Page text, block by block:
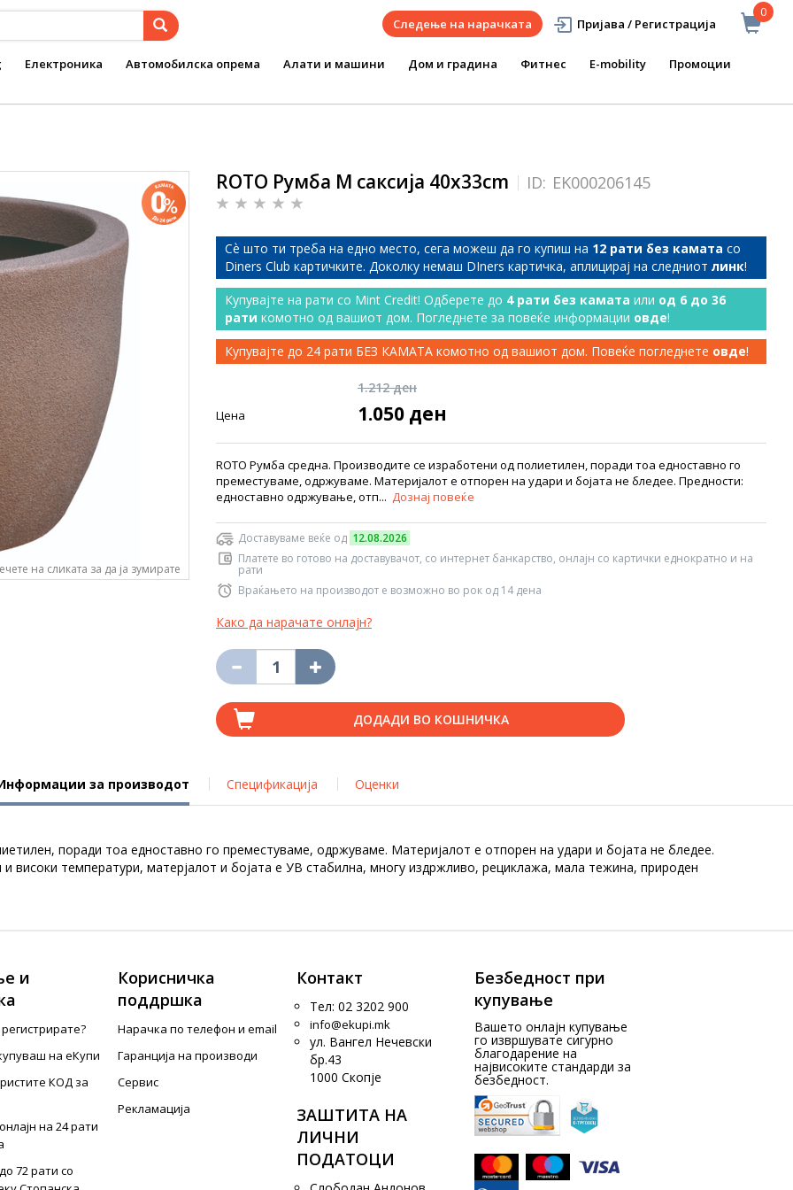
0
Следење на нарачката Пријава / Регистрација
Електроника Автомобилска опрема Алати и машини Дом и градина Фитнес E-mobility Промоции
на сликата за да ја зумирате
ROTO Румба M саксија 40x33cm ID: EK000206145
Сѐ што ти треба на едно место, сега можеш да го купиш на 12 рати без камата со
Diners Club картичките. Доколку немаш DIners картичка, аплицирај на следниот линк!
Купувајте на рати со Mint Credit! Одберете до 4 рати без камата или од 6 до 36
рати комотно од вашиот дом. Погледнете за повеќе информации овде!
Купувајте до 24 рати БЕЗ КАМАТА комотно од вашиот дом. Повеќе погледнете овде!
1.212 ден
Цена 1.050 ден
ROTO Румба средна. Производите се изработени од полиетилен, поради тоа едноставно го
преместуваме, одржуваме. Материјалот е отпорен на удари и бојата не бледее. Предности:
едноставно одржување, отп... Дознај повеќе
Доставуваме веќе од 12.08.2026
Платете во готово на доставувачот, со интернет банкарство, онлајн со картички еднократно и на
рати
Враќањето на производот е возможно во рок од 14 дена
Како да нарачате онлајн?
ДОДАДИ ВО КОШНИЧКА
за производот Спецификација Оценки
поради тоа едноставно го преместуваме, одржуваме. Материјалот е отпорен на удари и бојата не бледее.
високи температури, матерјалот и бојата е УВ стабилна, многу издржливо, рециклажа, мала тежина, природен
и
на еКупи
КОД за
на 24 рати
72 рати со
Корисничка
поддршка
Нарачка по телефон и еmail
Гаранција на производи
Сервис
Рекламација
Контакт
Тел: 02 3202 900
info@ekupi.mk
ул. Вангел Нечевски
бр.43
1000 Скопје
ЗАШТИТА НА
ЛИЧНИ
ПОДАТОЦИ
Безбедност при
купување
Вашето онлајн купување
го извршувате сигурно
благодарение на
највисоките стандарди за
безбедност.